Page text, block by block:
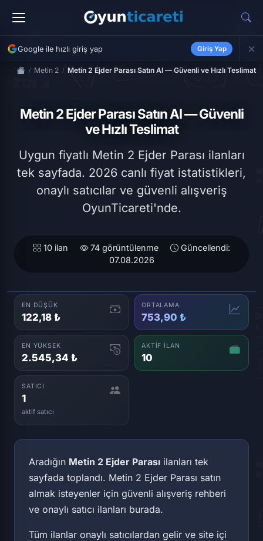
Google ile hızlı giriş yap Giriş Yap
Metin 2 Metin 2 Ejder Parası Satın Al — Güvenli ve Hızlı Teslimat
Metin 2 Ejder Parası Satın Al — Güvenli
ve Hızlı Teslimat
Uygun fiyatlı Metin 2 Ejder Parası ilanları
tek sayfada. 2026 canlı fiyat istatistikleri,
onaylı satıcılar ve güvenli alışveriş
OyunTicareti'nde.
10 ilan 74 görüntülenme
Güncellendi:
07.08.2026
EN DÜŞÜK
122,18 ₺
ORTALAMA
753,90 ₺
EN YÜKSEK
2.545,34 ₺
AKTIF İLAN
10
SATICI
1
aktif satıcı
Aradığın Metin 2 Ejder Parası ilanları tek
sayfada toplandı. Metin 2 Ejder Parası satın
almak isteyenler için güvenli alışveriş rehberi
ve onaylı satıcı ilanları burada.
Tüm ilanlar onaylı satıcılardan gelir ve site içi